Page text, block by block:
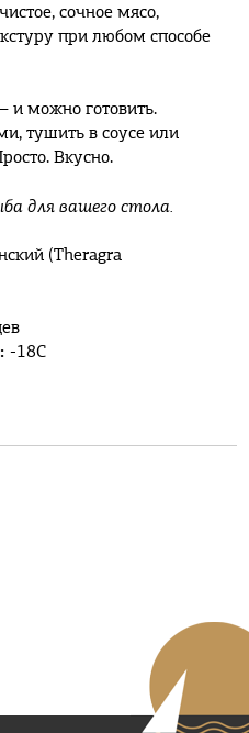
сочное мясо,
при любом способе
и можно готовить.
тушить в соусе или
Вкусно.
для вашего стола.
(Theragra
-18С